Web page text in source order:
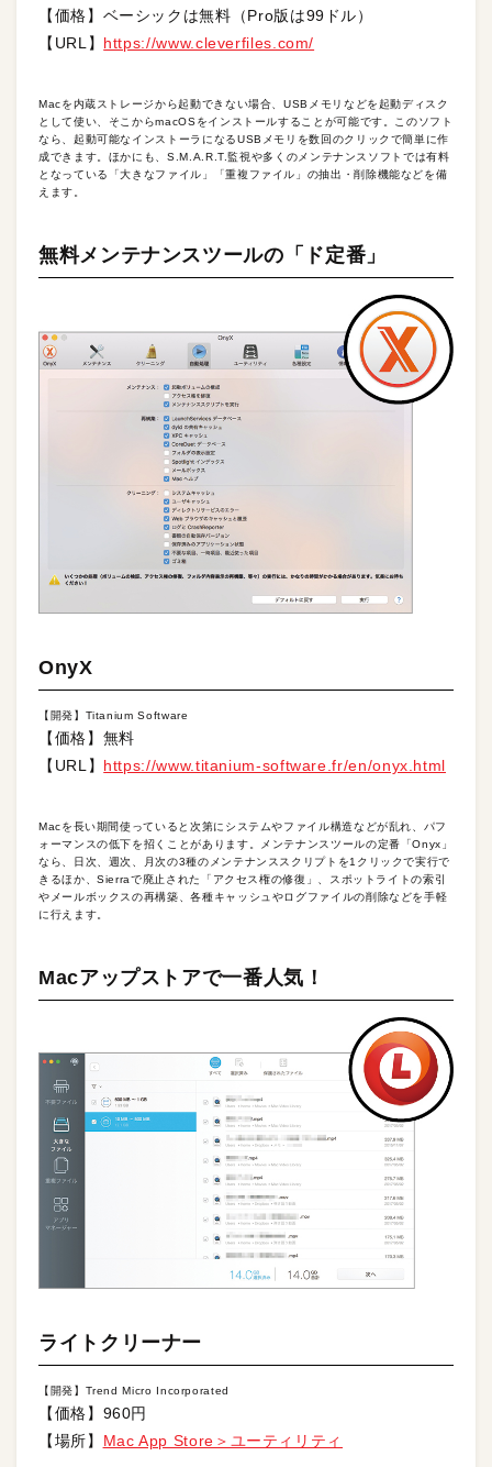
【価格】ベーシックは無料（Pro版は99ドル）
【URL】 https://www.cleverfiles.com/
Macを内蔵ストレージから起動できない場合、USBメモリなどを起動ディスク
として使い、そこからmacOSをインストールすることが可能です。このソフト
なら、起動可能なインストーラになるUSBメモリを数回のクリックで簡単に作
成できます。ほかにも、S.M.A.R.T.監視や多くのメンテナンスソフトでは有料
となっている「大きなファイル」「重複ファイル」の抽出・削除機能などを備
えます。
無料メンテナンスツールの「ド定番」
OnyX
【開発】Titanium Software
【価格】無料
【URL】 https://www.titanium-software.fr/en/onyx.html
Macを長い期間使っていると次第にシステムやファイル構造などが乱れ、パフ
ォーマンスの低下を招くことがあります。メンテナンスツールの定番「Onyx」
なら、日次、週次、月次の3種のメンテナンススクリプトを1クリックで実行で
きるほか、Sierraで廃止された「アクセス権の修復」、スポットライトの索引
やメールボックスの再構築、各種キャッシュやログファイルの削除などを手軽
に行えます。
Macアップストアで一番人気！
ライトクリーナー
【開発】Trend Micro Incorporated
【価格】960円
【場所】 Mac App Store＞ユーティリティ